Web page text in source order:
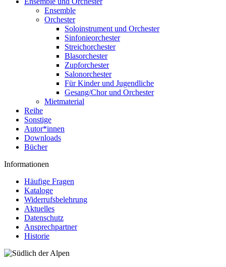
Ensemble
Orchester
Soloinstrument und Orchester
Sinfonieorchester
Streichorchester
Blasorchester
Zupforchester
Salonorchester
Für Kinder und Jugendliche
Gesang/Chor und Orchester
Mietmaterial
Reihe
Sonstige
Autor*innen
Downloads
Bücher
Informationen
Häufige Fragen
Kataloge
Widerrufsbelehrung
Aktuelles
Datenschutz
Ansprechpartner
Historie